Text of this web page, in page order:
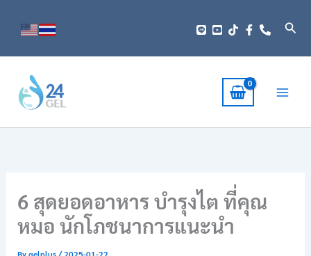
6 สุดยอดอาหาร บำรุงไต ที่คุณ
หมอ นักโภชนาการแนะนำ